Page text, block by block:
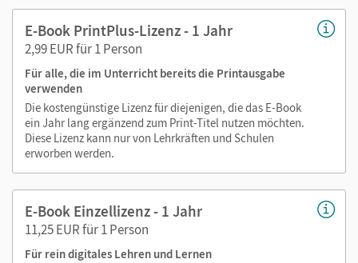
Text ergänzen
Lesezeichen hinzufügen
im Text suchen
zoomen
Die Medien sind wichtige Bestandteile dieses E-Books. Sie
sind seitengenau platziert, damit Sie und Ihre Schüler/-innen
jederzeit unkompliziert darauf zugreifen können. So
gestalten Sie das Lehren und Lernen zeitsparend und
abwechslungsreich. Kein Medienwechsel! Kein
zeitaufwendiges Suchen!
E-Book PrintPlus-Lizenz - 1 Jahr
2,99 EUR für 1 Person
Für alle, die im Unterricht bereits die Printausgabe
verwenden
Die kostengünstige Lizenz für diejenigen, die das E-Book
ein Jahr lang ergänzend zum Print-Titel nutzen möchten.
Diese Lizenz kann nur von Lehrkräften und Schulen
erworben werden.
E-Book Einzellizenz - 1 Jahr
11,25 EUR für 1 Person
Für rein digitales Lehren und Lernen